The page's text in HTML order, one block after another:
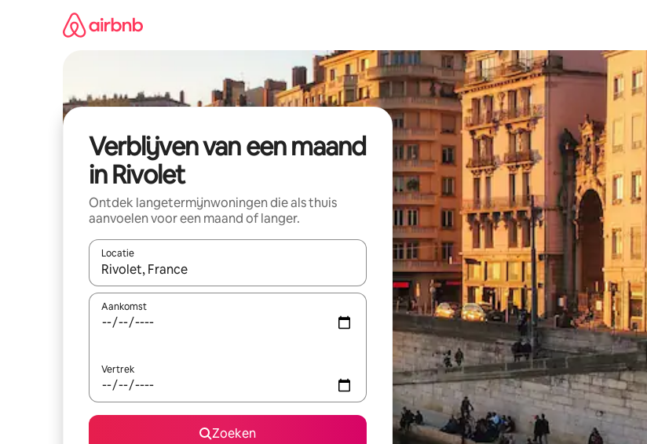
Verblijven van een maand
in Rivolet
Ontdek langetermijnwoningen die als thuis
aanvoelen voor een maand of langer.
Locatie
Wanneer er resultaten beschikbaar zijn, maak je een keuze met je de pijltjestoetsen omhoog en omlaag, óf
Aankomst
Vertrek
Zoeken